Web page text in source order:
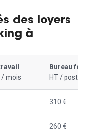
des loyers
à
/ mois
Bureau
HT / poste /
310 €
260 €